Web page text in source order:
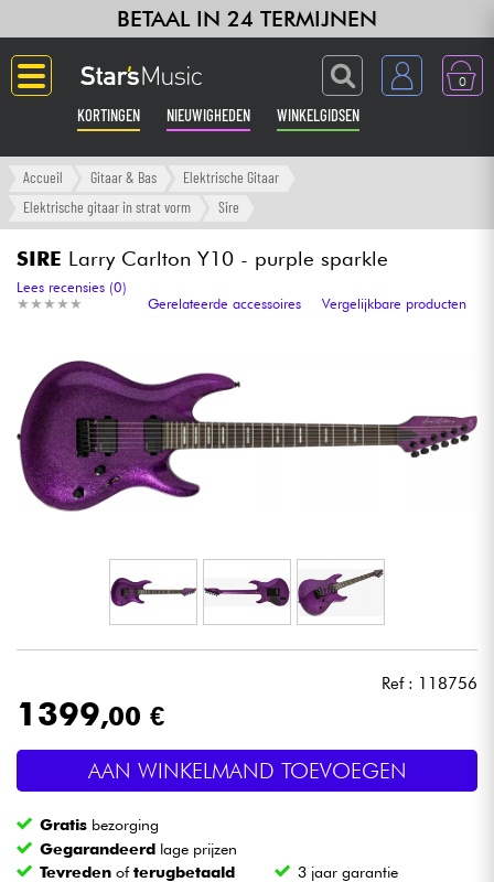
BETAAL IN 24 TERMIJNEN
0
KORTINGEN NIEUWIGHEDEN WINKELGIDSEN
Langue
Versterker & Effecten
Synths & samplers
Home-studio
Hoofdtelefoon
Microfoon
Licht
Blaasinstrument
Accueil Gitaar & Bas
Elektrische Gitaar
Elektrische gitaar in strat vorm
Sire
SIRE Larry Carlton Y10 - purple sparkle
★ ★ ★ ★ ★
★ ★ ★ ★ ★
Lees recensies (0)
Gerelateerde accessoires
Vergelijkbare producten
Ref : 118756
1399,00 €
AAN WINKELMAND TOEVOEGEN
Gratis bezorging
Gegarandeerd lage prijzen
Tevreden ofterugbetaald 3 jaar garantie